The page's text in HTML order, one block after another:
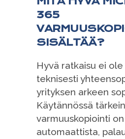
365
SISÄLTÄÄ?
Hyvä ratkaisu ei ole
teknisesti
yrityksen arkeen
Käytännössä
varmuuskopiointi on
automaattista,